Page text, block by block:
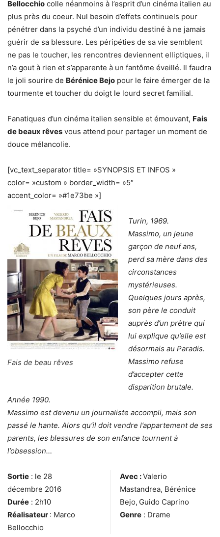
Bellocchio colle néanmoins à l’esprit d’un cinéma italien au
plus près du coeur. Nul besoin d’effets continuels pour
pénétrer dans la psyché d’un individu destiné à ne jamais
guérir de sa blessure. Les péripéties de sa vie semblent
ne pas le toucher, les rencontres deviennent elliptiques, il
n’a gout à rien et s’apparente à un fantôme éveillé. Il faudra
le joli sourire de Bérénice Bejo pour le faire émerger de la
tourmente et toucher du doigt le lourd secret familial.
Fanatiques d’un cinéma italien sensible et émouvant, Fais
de beaux rêves vous attend pour partager un moment de
douce mélancolie.
[vc_text_separator title= »SYNOPSIS ET INFOS »
color= »custom » border_width= »5″
accent_color= »#1e73be »]
Fais de beau rêves
Turin, 1969.
Massimo, un jeune
garçon de neuf ans,
perd sa mère dans des
circonstances
mystérieuses.
Quelques jours après,
son père le conduit
auprès d’un prêtre qui
lui explique qu’elle est
désormais au Paradis.
Massimo refuse
d’accepter cette
disparition brutale.
Année 1990.
Massimo est devenu un journaliste accompli, mais son
passé le hante. Alors qu’il doit vendre l’appartement de ses
parents, les blessures de son enfance tournent à
l’obsession…
Sortie : le 28
décembre 2016
Durée : 2h10
Réalisateur : Marco
Bellocchio
Avec :Valerio
Mastandrea, Bérénice
Bejo, Guido Caprino
Genre : Drame